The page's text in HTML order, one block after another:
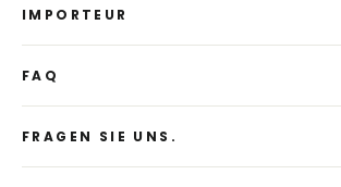
IMPORTEUR
FAQ
FRAGEN SIE UNS.